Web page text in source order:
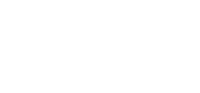
väder